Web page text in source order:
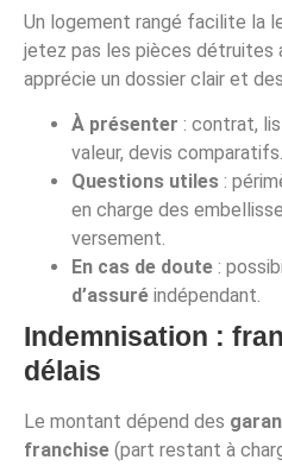
Un logement rangé facilite la
jetez pas les pièces détruites
apprécie un dossier clair et
À présenter : contrat,
valeur, devis comparatifs.
Questions utiles :
en charge des
versement.
En cas de doute :
d’assuré indépendant.
Indemnisation :
délais
Le montant dépend des
franchise (part restant à